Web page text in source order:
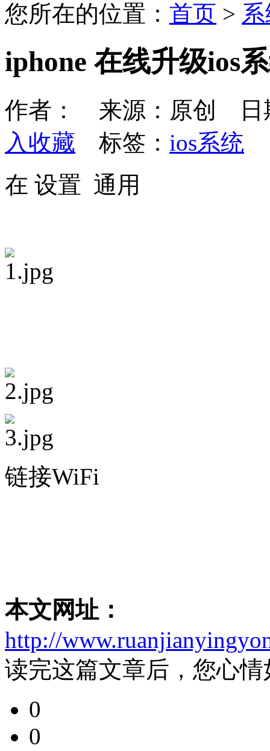
您所在的位置： 首页 >
iphone 在线升级ios
作者： 来源：原创
入收藏 标签： ios系统
在 设置 通用
链接WiFi
本文网址：
http://
读完这篇文章后，您心情
0
0